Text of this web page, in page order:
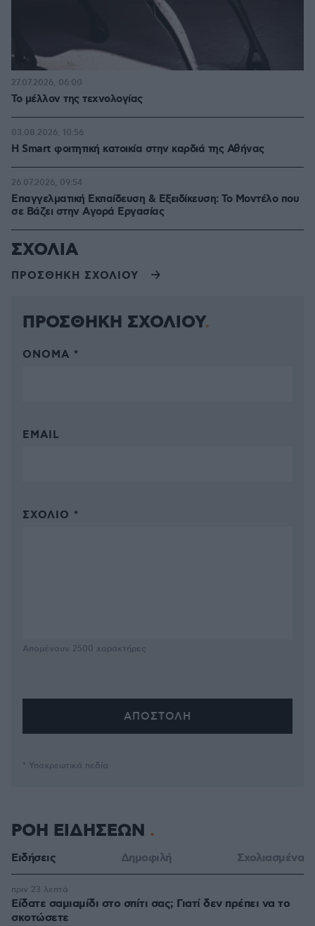
Το μέλλον της τεχνολογίας
27.07.2026, 06:00
Η Smart φοιτητική κατοικία στην καρδιά της Αθήνας
03.08.2026, 10:56
Επαγγελματική Εκπαίδευση & Εξειδίκευση: Το Mοντέλο που
σε Bάζει στην Aγορά Eργασίας
26.07.2026, 09:54
ΣΧΟΛΙΑ
ΠΡΟΣΘΗΚΗ ΣΧΟΛΙΟΥ
ΠΡΟΣΘΗΚΗ ΣΧΟΛΙΟΥ
ΌΝΟΜΑ *
EMAIL
ΣΧΌΛΙΟ *
Απομένουν 2500 χαρακτήρες
* Υποχρεωτικά πεδία
ΡΟΗ ΕΙΔΗΣΕΩΝ
Ειδήσεις Δημοφιλή Σχολιασμένα
Είδατε σαμιαμίδι στο σπίτι σας; Γιατί δεν πρέπει να το
σκοτώσετε
πριν 23 λεπτά